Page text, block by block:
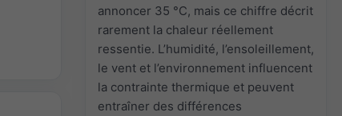
annoncer 35 °C, mais ce chiffre décrit
rarement la chaleur réellement
ressentie. L’humidité, l’ensoleillement,
le vent et l’environnement influencent
la contrainte thermique et peuvent
entraîner des différences